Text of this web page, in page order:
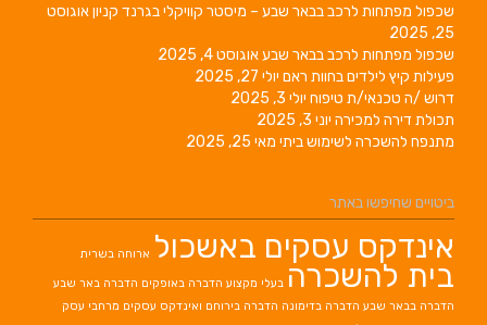
שכפול מפתחות לרכב בבאר שבע – מיסטר קוויקלי בגרנד קניוןאוגוסט
25, 2025
שכפול מפתחות לרכב בבאר שבעאוגוסט 4, 2025
פעילות קיץ לילדים בחוות ראם יולי 27, 2025
דרוש /ה טכנאי/ת טיפוח יולי 3, 2025
תכולת דירה למכירה יוני 3, 2025
מתנפח להשכרה לשימוש ביתי מאי 25, 2025
ביטויים שחיפשו באתר
אינדקס עסקים באשכול ארוחה בשרית
בית להשכרה בעלי מקצוע הדברה באופקים הדברה באר שבע
הדברה בבאר שבע הדברה בדימונה הדברה בירוחם ואינדקס עסקים מרחבי עסק